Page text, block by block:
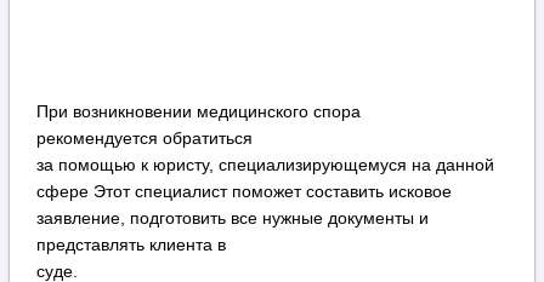
При возникновении медицинского спора
рекомендуется обратиться
за помощью к юристу, специализирующемуся на данной
сфере Этот специалист поможет составить исковое
заявление, подготовить все нужные документы и
представлять клиента в
суде.